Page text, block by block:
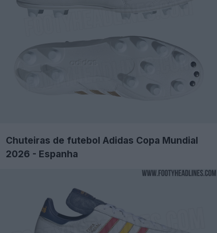
Chuteiras de futebol Adidas Copa Mundial
2026 - Espanha